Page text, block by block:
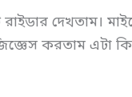
দেখতাম।
করতাম এটা